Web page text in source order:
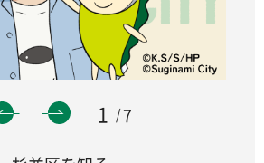
1
7